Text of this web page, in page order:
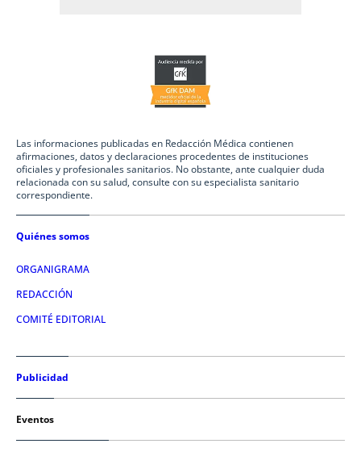
Las informaciones publicadas en Redacción Médica contienen
afirmaciones, datos y declaraciones procedentes de instituciones
oficiales y profesionales sanitarios. No obstante, ante cualquier duda
relacionada con su salud, consulte con su especialista sanitario
correspondiente.
Quiénes somos
ORGANIGRAMA
REDACCIÓN
COMITÉ EDITORIAL
Publicidad
Eventos